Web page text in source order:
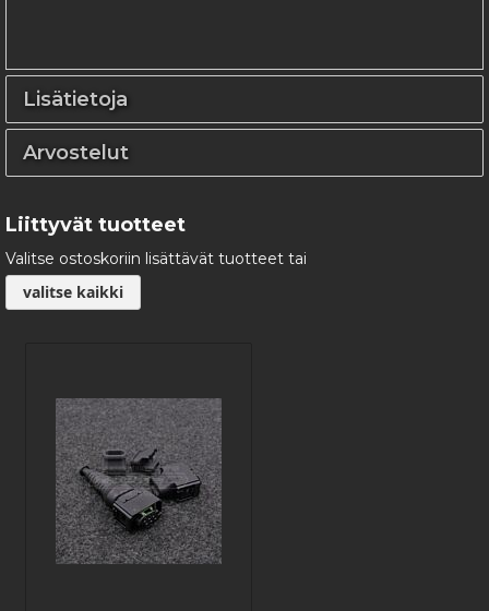
Lisätietoja
Arvostelut
Liittyvät tuotteet
Valitse ostoskoriin lisättävät tuotteet tai
valitse kaikki